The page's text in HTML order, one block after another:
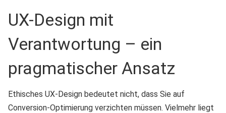
UX-Design mit
Verantwortung – ein
pragmatischer Ansatz
Ethisches UX-Design bedeutet nicht, dass Sie auf
Conversion-Optimierung verzichten müssen. Vielmehr liegt